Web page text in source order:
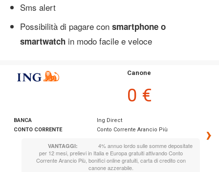
Sms alert
Possibilità di pagare con smartphone o
smartwatch in modo facile e veloce
BANCA
Ing Direct
CONTO CORRENTE
Conto Corrente Arancio Più
VANTAGGI:
4% annuo lordo sulle somme depositate
per 12 mesi, prelievi in Italia e Europa gratuiti attivando Conto
Corrente Arancio Più, bonifici online gratuiti, carta di credito con
canone azzerabile.
Canone
0 €
›